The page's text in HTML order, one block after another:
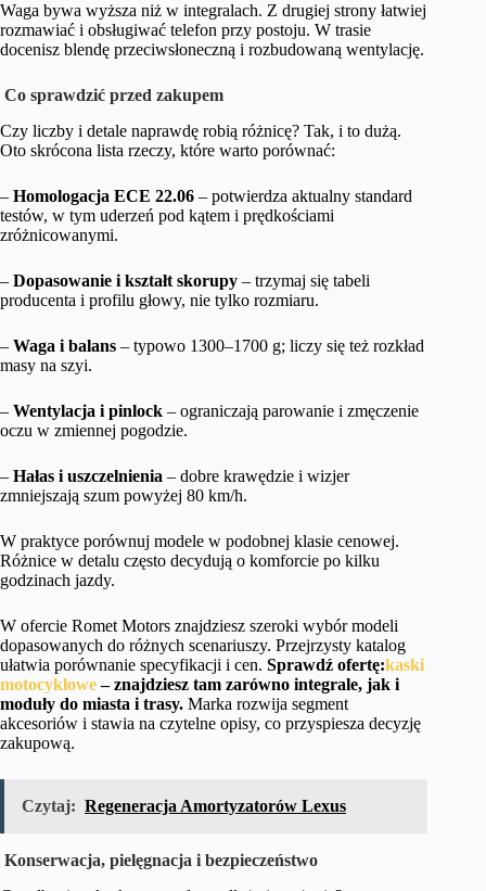
Waga bywa wyższa niż w integralach. Z drugiej strony łatwiej
rozmawiać i obsługiwać telefon przy postoju. W trasie
docenisz blendę przeciwsłoneczną i rozbudowaną wentylację.
Co sprawdzić przed zakupem
Czy liczby i detale naprawdę robią różnicę? Tak, i to dużą.
Oto skrócona lista rzeczy, które warto porównać:
– Homologacja ECE 22.06 – potwierdza aktualny standard
testów, w tym uderzeń pod kątem i prędkościami
zróżnicowanymi.
– Dopasowanie i kształt skorupy – trzymaj się tabeli
producenta i profilu głowy, nie tylko rozmiaru.
– Waga i balans – typowo 1300–1700 g; liczy się też rozkład
masy na szyi.
– Wentylacja i pinlock – ograniczają parowanie i zmęczenie
oczu w zmiennej pogodzie.
– Hałas i uszczelnienia – dobre krawędzie i wizjer
zmniejszają szum powyżej 80 km/h.
W praktyce porównuj modele w podobnej klasie cenowej.
Różnice w detalu często decydują o komforcie po kilku
godzinach jazdy.
W ofercie Romet Motors znajdziesz szeroki wybór modeli
dopasowanych do różnych scenariuszy. Przejrzysty katalog
ułatwia porównanie specyfikacji i cen. Sprawdź ofertę:kaski
motocyklowe– znajdziesz tam zarówno integrale, jak i
moduły do miasta i trasy. Marka rozwija segment
akcesoriów i stawia na czytelne opisy, co przyspiesza decyzję
zakupową.
Czytaj: Regeneracja Amortyzatorów Lexus
Konserwacja, pielęgnacja i bezpieczeństwo